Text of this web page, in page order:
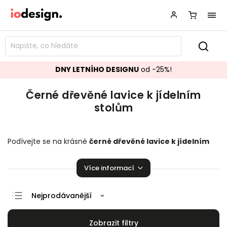
DNY LETNÍHO DESIGNU od -25%!
Černé dřevěné lavice k jídelním
stolům
Podívejte se na krásné černé dřevěné lavice k jídelním
je zde z několika kusů. Je radost na nich sedět!
Více informací
Doporučujeme
Nejprodávanější